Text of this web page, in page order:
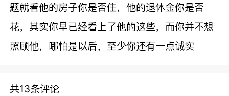
题就看他的房子你是否住，他的退休金你是否
花，其实你早已经看上了他的这些，而你并不想
照顾他，哪怕是以后，至少你还有一点诚实
共13条评论